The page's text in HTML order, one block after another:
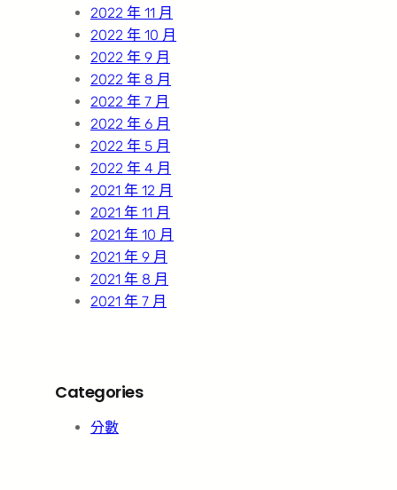
2022 年 11 月
2022 年 10 月
2022 年 9 月
2022 年 8 月
2022 年 7 月
2022 年 6 月
2022 年 5 月
2022 年 4 月
2021 年 12 月
2021 年 11 月
2021 年 10 月
2021 年 9 月
2021 年 8 月
2021 年 7 月
Categories
分數